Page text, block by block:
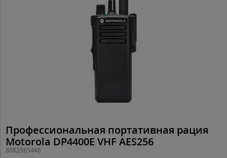
Профессиональная портативная рация
Motorola DP4400E VHF AES256
8082565446